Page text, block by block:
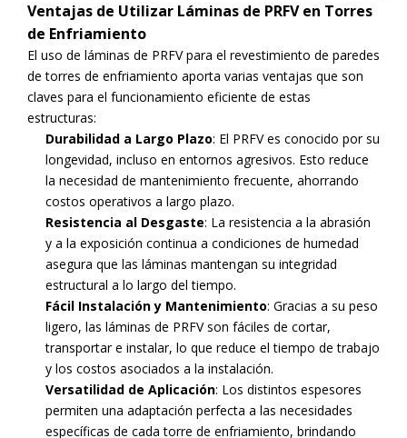
Ventajas de Utilizar Láminas de PRFV en Torres
de Enfriamiento
El uso de láminas de PRFV para el revestimiento de paredes
de torres de enfriamiento aporta varias ventajas que son
claves para el funcionamiento eficiente de estas
estructuras:
Durabilidad a Largo Plazo: El PRFV es conocido por su
longevidad, incluso en entornos agresivos. Esto reduce
la necesidad de mantenimiento frecuente, ahorrando
costos operativos a largo plazo.
Resistencia al Desgaste: La resistencia a la abrasión
y a la exposición continua a condiciones de humedad
asegura que las láminas mantengan su integridad
estructural a lo largo del tiempo.
Fácil Instalación y Mantenimiento: Gracias a su peso
ligero, las láminas de PRFV son fáciles de cortar,
transportar e instalar, lo que reduce el tiempo de trabajo
y los costos asociados a la instalación.
Versatilidad de Aplicación: Los distintos espesores
permiten una adaptación perfecta a las necesidades
específicas de cada torre de enfriamiento, brindando